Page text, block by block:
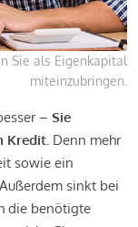
Sie als Eigenkapital
miteinzubringen.
– Sie
Kredit. Denn mehr
sowie ein
sinkt bei
die benötigte